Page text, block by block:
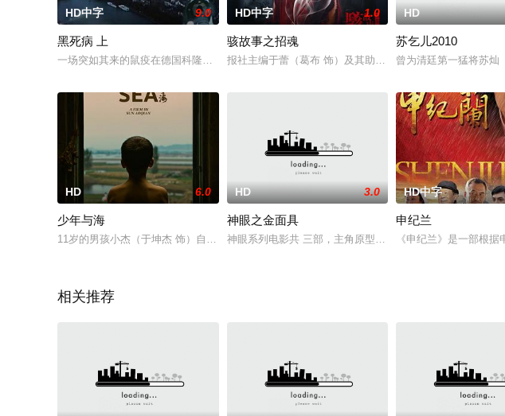
HD中字 9.0
黑死病 上
一场突如其来的鼠疫在德国科隆降临。一时之间，街道、下水道、家里、垃圾堆，到处都堆满了
HD中字 1.0
骇故事之招魂
报社主编于蕾（葛布 饰）及其助理欧阳元（江南 饰）调查
HD
苏乞儿2010
曾为清廷第一猛将苏灿
HD 6.0
少年与海
11岁的男孩小杰（于坤杰 饰）自幼便和经营公路旅店的大舅（孙心福 饰）一家共同生活。小杰
HD 3.0
神眼之金面具
神眼系列电影共 三部，主角原型为赤峰市著名痕迹侦察员
HD中字
申纪兰
《申纪兰》是一部根
相关推荐